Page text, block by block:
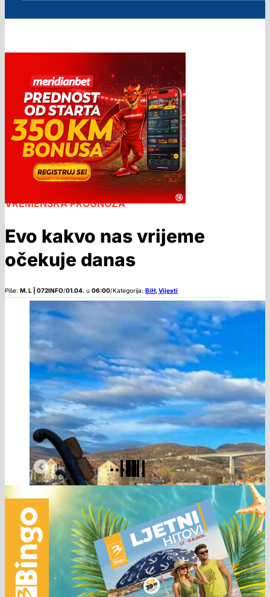
VREMENSKA PROGNOZA
Evo kakvo nas vrijeme
očekuje danas
Piše: M. L | 072INFO/01.04. u 06:00/Kategorija: BiH,Vijesti